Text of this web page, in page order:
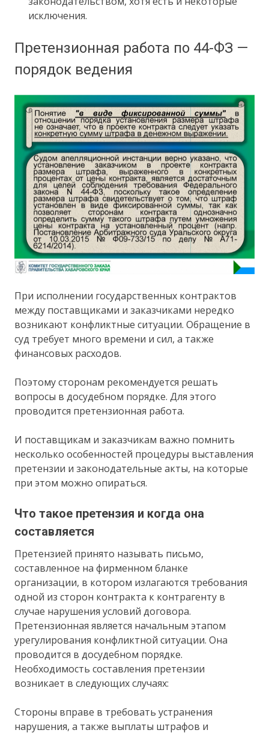
исключения.
Претензионная работа по 44-ФЗ —
порядок ведения
При исполнении государственных контрактов
между поставщиками и заказчиками нередко
возникают конфликтные ситуации. Обращение в
суд требует много времени и сил, а также
финансовых расходов.
Поэтому сторонам рекомендуется решать
вопросы в досудебном порядке. Для этого
проводится претензионная работа.
И поставщикам и заказчикам важно помнить
несколько особенностей процедуры выставления
претензии и законодательные акты, на которые
при этом можно опираться.
Что такое претензия и когда она
составляется
Претензией принято называть письмо,
составленное на фирменном бланке
организации, в котором излагаются требования
одной из сторон контракта к контрагенту в
случае нарушения условий договора.
Претензионная является начальным этапом
урегулирования конфликтной ситуации. Она
проводится в досудебном порядке.
Необходимость составления претензии
возникает в следующих случаях:
Стороны вправе в требовать устранения
нарушения, а также выплаты штрафов и